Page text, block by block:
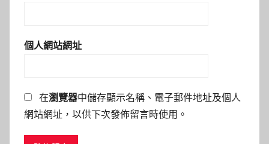
個人網站網址
在瀏覽器中儲存顯示名稱、電子郵件地址及個人
網站網址，以供下次發佈留言時使用。